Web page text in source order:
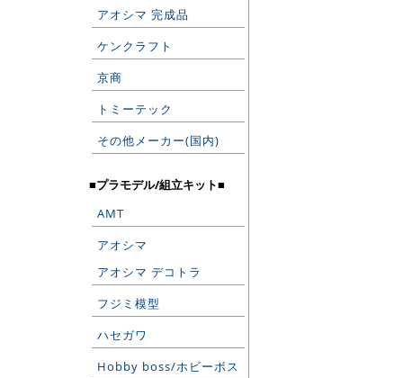
アオシマ 完成品
ケンクラフト
京商
トミーテック
その他メーカー(国内)
■プラモデル/組立キット■
AMT
アオシマ
アオシマ デコトラ
フジミ模型
ハセガワ
Hobby boss/ホビーボス